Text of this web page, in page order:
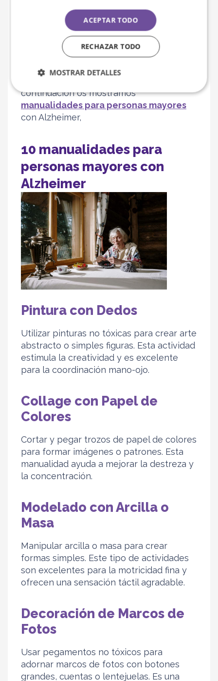
Además, es útil incluir instrucciones claras
y visuales. Las instrucciones paso a paso,
con ilustraciones o demostraciones,
pueden facilitar la comprensión y el
continuación os mostramos
manualidades para personas mayores
con Alzheimer,
10 manualidades para
personas mayores con
Alzheimer
Pintura con Dedos
Utilizar pinturas no tóxicas para crear arte
abstracto o simples figuras. Esta actividad
estimula la creatividad y es excelente
para la coordinación mano-ojo.
Collage con Papel de
Colores
Cortar y pegar trozos de papel de colores
para formar imágenes o patrones. Esta
manualidad ayuda a mejorar la destreza y
la concentración.
Modelado con Arcilla o
Masa
Manipular arcilla o masa para crear
formas simples. Este tipo de actividades
son excelentes para la motricidad fina y
ofrecen una sensación táctil agradable.
Decoración de Marcos de
Fotos
Usar pegamentos no tóxicos para
adornar marcos de fotos con botones
grandes, cuentas o lentejuelas. Es una
ACEPTAR TODO
RECHAZAR TODO
MOSTRAR DETALLES